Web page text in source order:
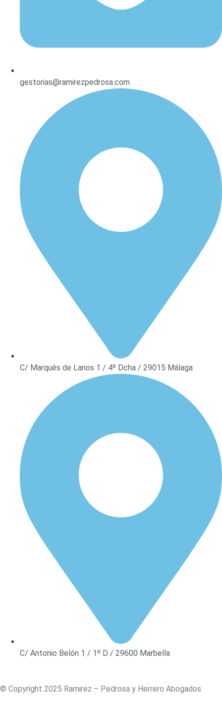
gestorias@ramirezpedrosa.com
C/ Marqués de Larios 1 / 4º Dcha / 29015 Málaga
C/ Antonio Belón 1 / 1º D / 29600 Marbella
© Copyright 2025 Ramirez – Pedrosa y Herrero Abogados